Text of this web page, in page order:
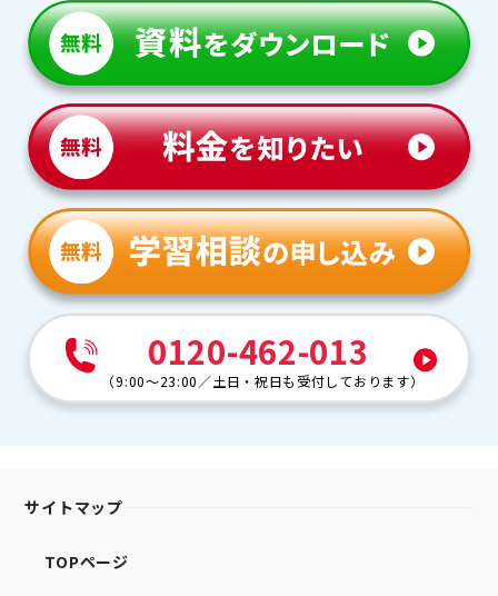
0120-462-013
（9:00～23:00 ／土日・祝日も受付しております）
サイトマップ
TOPページ